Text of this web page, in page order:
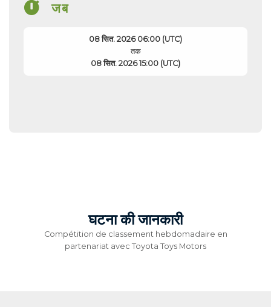
जब
08 सित. 2026 06:00 (UTC)
तक
08 सित. 2026 15:00 (UTC)
घटना की जानकारी
Compétition de classement hebdomadaire en
partenariat avec Toyota Toys Motors